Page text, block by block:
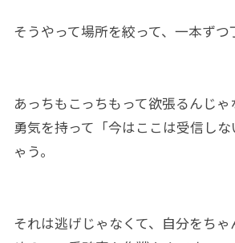
そうやって場所を絞って、一本ずつ
あっちもこっちもって欲張るんじゃ
勇気を持って「今はここは受信し
ゃう。
それは逃げじゃなくて、自分をち